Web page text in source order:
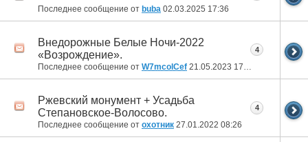
Последнее сообщение от buba 02.03.2025 17:36
Внедорожные Белые Ночи-2022
«Возрождение».
Последнее сообщение от W7mcolCef 21.05.2023 17:01
4
Ржевский монумент + Усадьба
Степановское-Волосово.
Последнее сообщение от охотник 27.01.2022 08:26
4